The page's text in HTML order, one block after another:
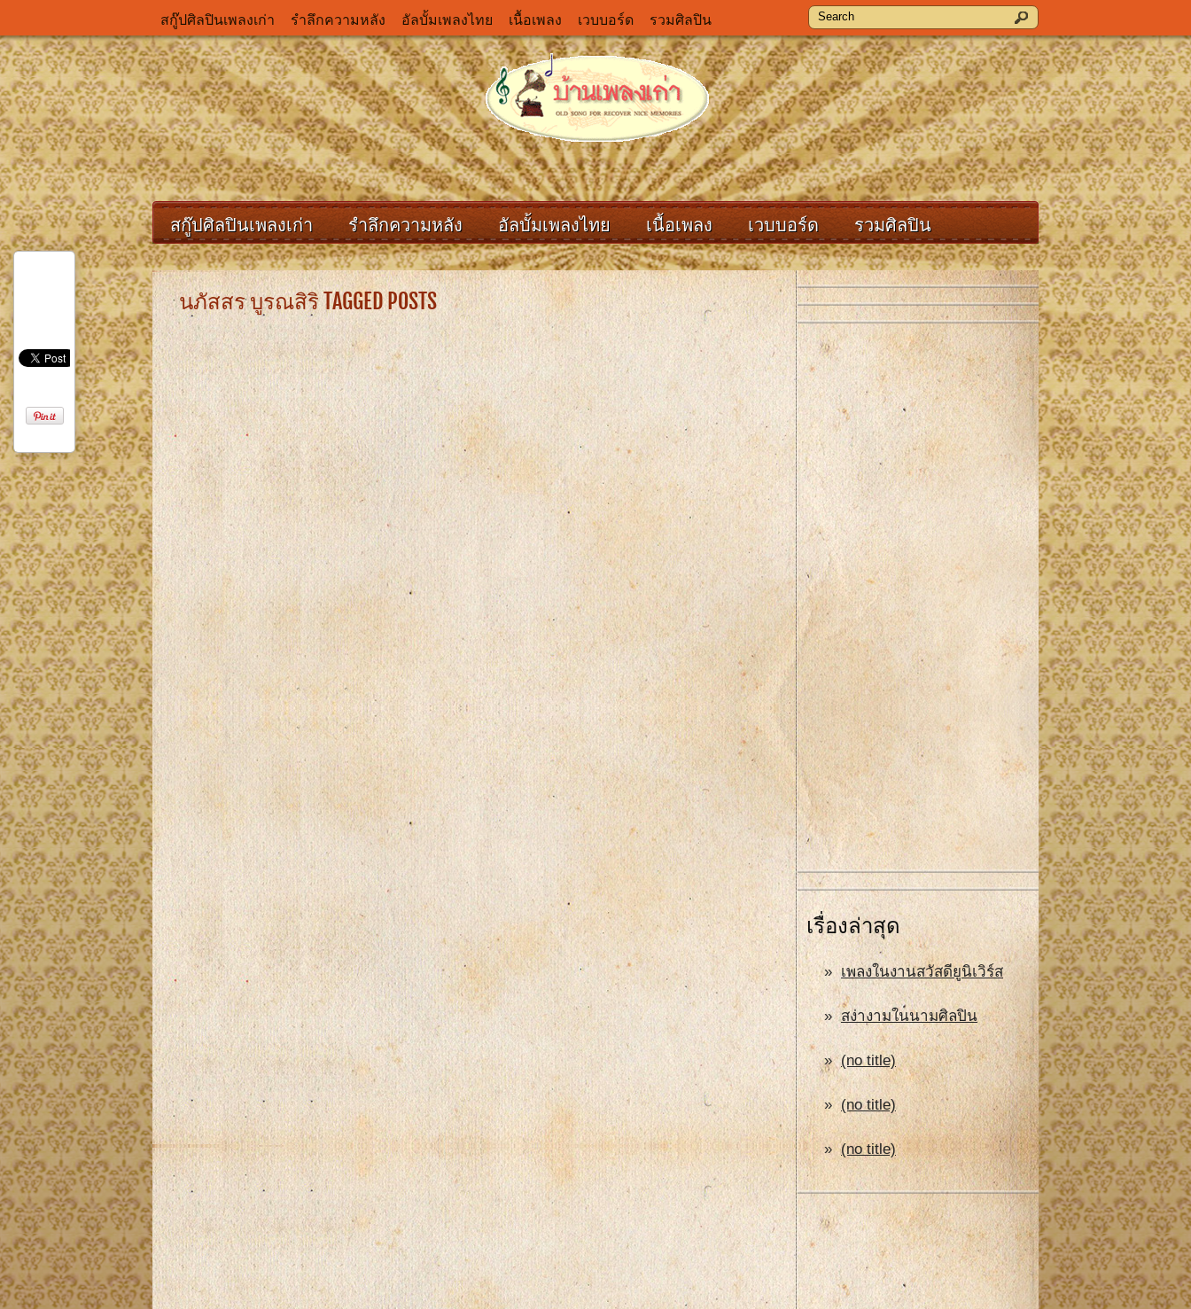
สกู๊ปศิลปินเพลงเก่า รำลึกความหลัง อัลบั้มเพลงไทย เนื้อเพลง เวบบอร์ด รวมศิลปิน
สกู๊ปศิลปินเพลงเก่า รำลึกความหลัง อัลบั้มเพลงไทย เนื้อเพลง เวบบอร์ด รวมศิลปิน
เรื่องล่าสุด
เพลงในงานสวัสดียูนิเวิร์ส
สง่างามในนามศิลปิน
(no title)
(no title)
(no title)
นภัสสร บูรณสิริ TAGGED POSTS